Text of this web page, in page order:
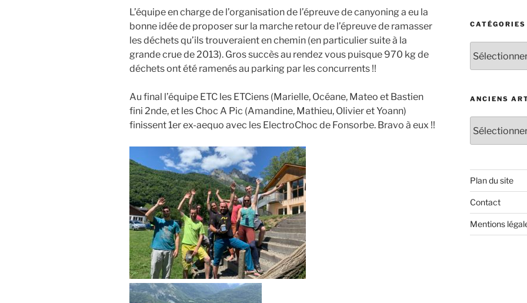
L’équipe en charge de l’organisation de l’épreuve de canyoning a eu la
bonne idée de proposer sur la marche retour de l’épreuve de ramasser
les déchets qu’ils trouveraient en chemin (en particulier suite à la
grande crue de 2013). Gros succès au rendez vous puisque 970 kg de
déchets ont été ramenés au parking par les concurrents !!
Au final l’équipe ETC les ETCiens (Marielle, Océane, Mateo et Bastien
fini 2nde, et les Choc A Pic (Amandine, Mathieu, Olivier et Yoann)
finissent 1er ex-aequo avec les ElectroChoc de Fonsorbe. Bravo à eux !!
d’articles
ANCIENS
articles
Plan du site
Contact
Mentions